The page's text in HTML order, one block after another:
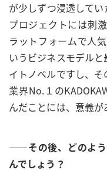
が少しずつ浸透して
プロジェクトには刺
ラットフォームで人
いうビジネスモデル
イトノベルですし、
業界No.１の
んだことには、意義が
——その後、どのよう
んでしょう？